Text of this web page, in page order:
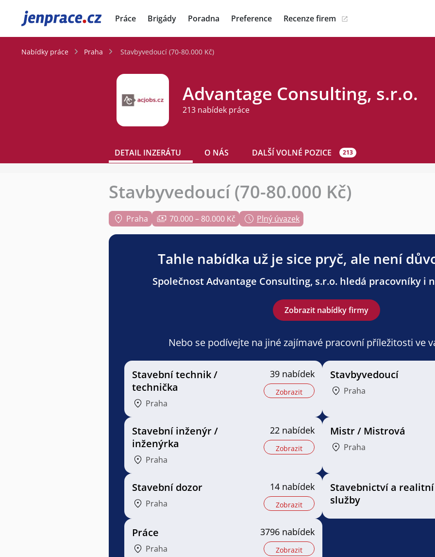
JenPráce.cz Práce Brigády Poradna Preference Recenze firem
Nabídky práce Praha Stavbyvedoucí (70-80.000 Kč)
Advantage Consulting, s.r.o.
213 nabídek práce
DETAIL INZERÁTU O NÁS DALŠÍ VOLNÉ POZICE 213
Stavbyvedoucí (70-80.000 Kč)
Praha 70.000 – 80.000 Kč Plný úvazek
Tahle nabídka už je sice pryč, ale není
Společnost Advantage Consulting, s.r.o. hledá pracovníky i
Zobrazit nabídky firmy
Nebo se podívejte na jiné zajímavé pracovní příležitosti ve
Stavební technik /
technička
Praha
39 nabídek
Zobrazit
Stavbyvedoucí
Praha
Stavební inženýr /
inženýrka
Praha
22 nabídek
Zobrazit
Mistr / Mistrová
Praha
Stavební dozor
Praha
14 nabídek
Zobrazit
Stavebnictví a realitní
služby
Práce
Praha
3796 nabídek
Zobrazit